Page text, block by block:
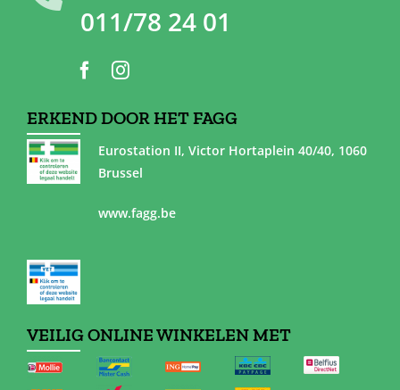
011/78 24 01
ERKEND DOOR HET FAGG
Eurostation II, Victor Hortaplein 40/40, 1060
Brussel
www.fagg.be
VEILIG ONLINE WINKELEN MET